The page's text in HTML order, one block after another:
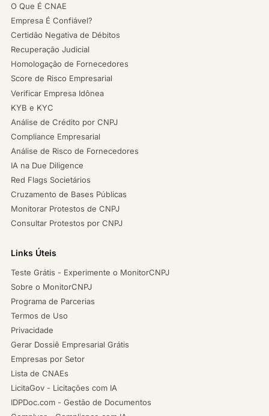
O Que É CNAE
Empresa É Confiável?
Certidão Negativa de Débitos
Recuperação Judicial
Homologação de Fornecedores
Score de Risco Empresarial
Verificar Empresa Idônea
KYB e KYC
Análise de Crédito por CNPJ
Compliance Empresarial
Análise de Risco de Fornecedores
IA na Due Diligence
Red Flags Societários
Cruzamento de Bases Públicas
Monitorar Protestos de CNPJ
Consultar Protestos por CNPJ
Links Úteis
Teste Grátis - Experimente o MonitorCNPJ
Sobre o MonitorCNPJ
Programa de Parcerias
Termos de Uso
Privacidade
Gerar Dossiê Empresarial Grátis
Empresas por Setor
Lista de CNAEs
LicitaGov - Licitações com IA
IDPDoc.com - Gestão de Documentos